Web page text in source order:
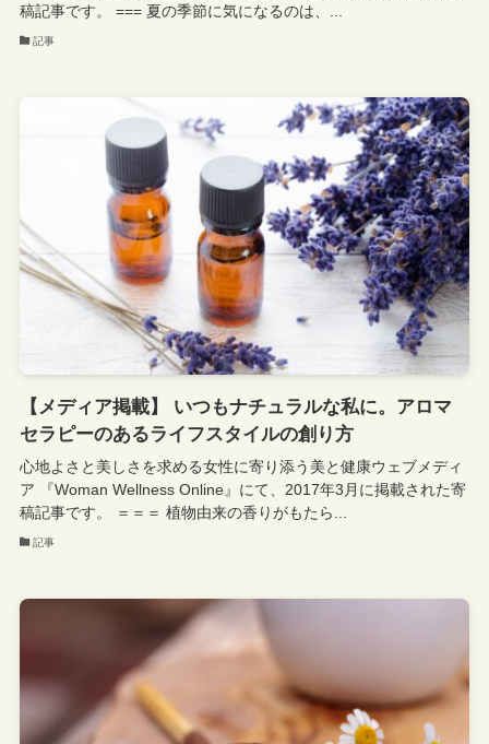
稿記事です。 === 夏の季節に気になるのは、...
記事
【メディア掲載】 いつもナチュラルな私に。アロマ
セラピーのあるライフスタイルの創り方
心地よさと美しさを求める女性に寄り添う美と健康ウェブメディ
ア 『Woman Wellness Online』にて、2017年3月に掲載された寄
稿記事です。 ＝＝＝ 植物由来の香りがもたら...
記事